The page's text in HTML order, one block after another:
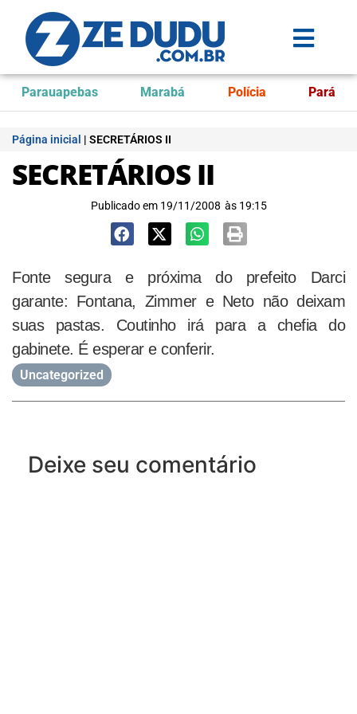
Parauapebas Marabá Polícia Pará
Página inicial | SECRETÁRIOS II
SECRETÁRIOS II
Publicado em 19/11/2008 às 19:15
Fonte segura e próxima do prefeito Darci
garante: Fontana, Zimmer e Neto não deixam
suas pastas. Coutinho irá para a chefia do
gabinete. É esperar e conferir.
Uncategorized
Deixe seu comentário